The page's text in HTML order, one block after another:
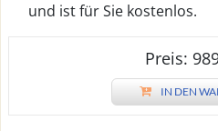
und ist für Sie kostenlos.
Preis:
IN DEN